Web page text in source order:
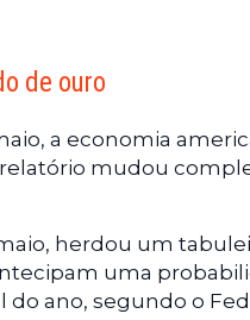
de ouro
a economia
relatório mudou
herdou um
uma
do ano, segundo o